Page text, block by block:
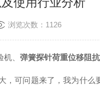
浏览次数：1126
、 弹簧探针荷重位移阻
，可问题来了，我为什么